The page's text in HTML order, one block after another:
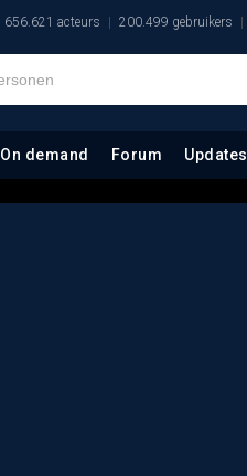
656.621 acteurs 200.499 gebruikers
On demand Forum Updates